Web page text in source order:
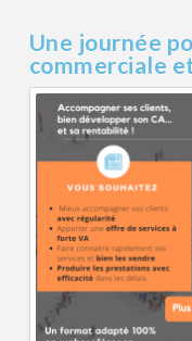
Une journée
commerciale